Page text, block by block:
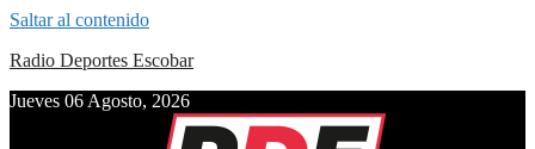
Saltar al contenido
Radio Deportes Escobar
Jueves 06 Agosto, 2026